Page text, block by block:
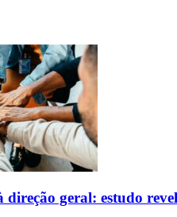
direção geral: estudo